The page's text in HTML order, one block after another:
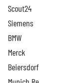
Scout24
Siemens
BMW
Merck
Beiersdorf